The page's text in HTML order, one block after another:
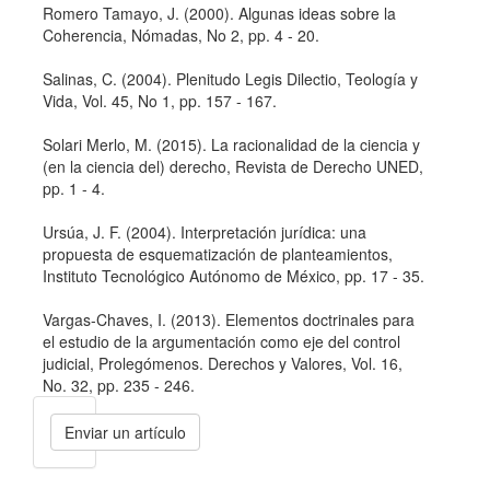
Romero Tamayo, J. (2000). Algunas ideas sobre la
Coherencia, Nómadas, No 2, pp. 4 - 20.
Salinas, C. (2004). Plenitudo Legis Dilectio, Teologí­a y
Vida, Vol. 45, No 1, pp. 157 - 167.
Solari Merlo, M. (2015). La racionalidad de la ciencia y
(en la ciencia del) derecho, Revista de Derecho UNED,
pp. 1 - 4.
Ursúa, J. F. (2004). Interpretación jurí­dica: una
propuesta de esquematización de planteamientos,
Instituto Tecnológico Autónomo de México, pp. 17 - 35.
Vargas-Chaves, I. (2013). Elementos doctrinales para
el estudio de la argumentación como eje del control
judicial, Prolegómenos. Derechos y Valores, Vol. 16,
No. 32, pp. 235 - 246.
Enviar
unEnviar un artículo